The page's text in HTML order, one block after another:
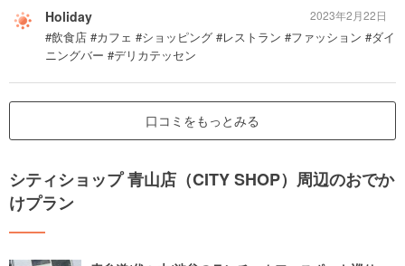
Holiday
#飲食店 #カフェ #ショッピング #レストラン #ファッション #ダイ
ニングバー #デリカテッセン
2023年2月22日
口コミをもっとみる
シティショップ 青山店（CITY SHOP）周辺のおでか
けプラン